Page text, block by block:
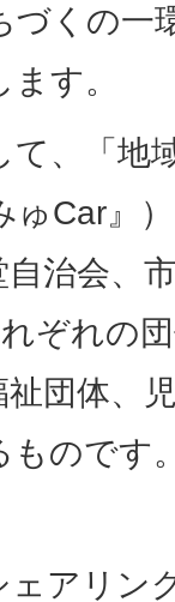
づくの一
す。
て、「地
ゅCar』
治会、
ぞれの
団体、
ものです
ェアリン